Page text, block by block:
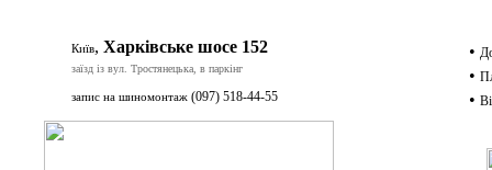
Київ, Харківське шосе 152
заїзд із вул. Тростянецька, в паркінг
запис на шиномонтаж (097) 518-44-55
•
•
•